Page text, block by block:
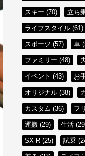
スキー (70) 立ち
ライフスタイル (61)
スポーツ (57) 車
ファミリー (48)
イベント (43) お
オリジナル (38)
カスタム (36) フ
運搬 (29) 生活
SX-R (25) 試乗